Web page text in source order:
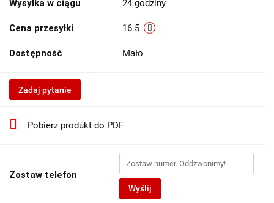
Wysyłka w ciągu 24 godziny
Cena przesyłki 16.5
Dostępność Mało
Zadaj pytanie
Pobierz produkt do PDF
Zostaw telefon
Wyślij